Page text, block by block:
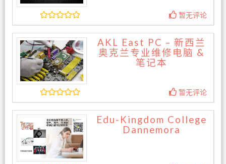
暂无评论
AKL East PC – 新西兰
奥克兰专业维修电脑 &
笔记本
暂无评论
Edu-Kingdom College
Dannemora